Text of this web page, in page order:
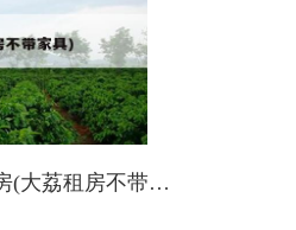
大荔租房(大荔租房不带家具)